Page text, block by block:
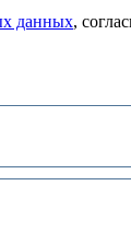
данных,